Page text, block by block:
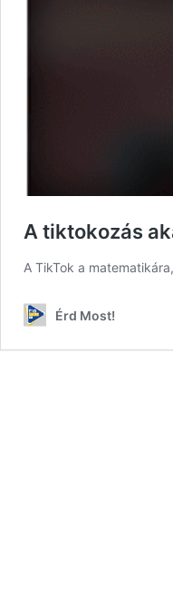
A tiktokozás
A TikTok a
Érd Most!